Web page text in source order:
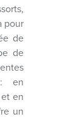
pour
de
de
: en
en
un